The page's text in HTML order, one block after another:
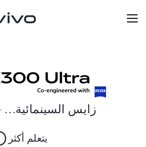
زايس السينمائية…
يتعلم أكثر